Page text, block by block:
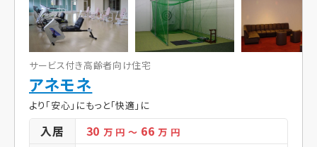
サービス付き高齢者向け住宅
アネモネ
より「安心」にもっと「快適」に
入居 30万 円 ～ 66万 円